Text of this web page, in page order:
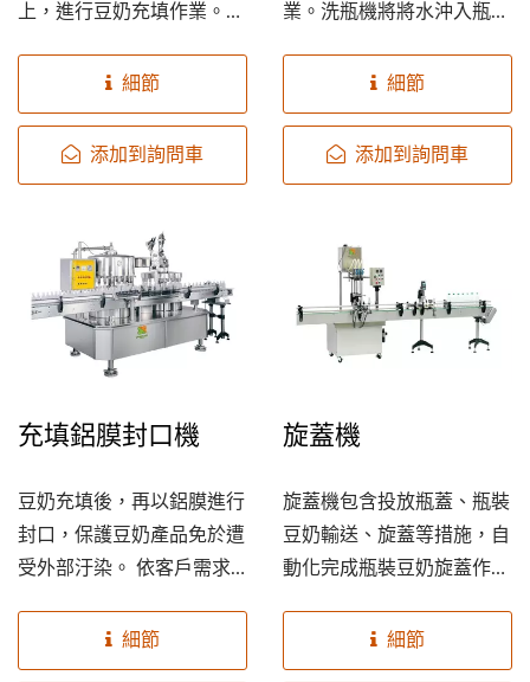
上，進行豆奶充填作業。
換，轉換容易、快速。
細節
添加到詢問車
業。洗瓶機將將水沖入瓶內
水倒出，再送往豆奶充填
機。
細節
添加到詢問車
充填鋁膜封口機
豆奶充填後，再以鋁膜進行
封口，保護豆奶產品免於遭
受外部汙染。 依客戶需求
填、鋁膜封口後，我們提
供"旋蓋機"和"壓蓋機"兩個
細節
旋蓋機
旋蓋機包含投放瓶蓋、瓶裝
豆奶輸送、旋蓋等措施，自
動化完成瓶裝豆奶旋蓋作
生產目標。 細節